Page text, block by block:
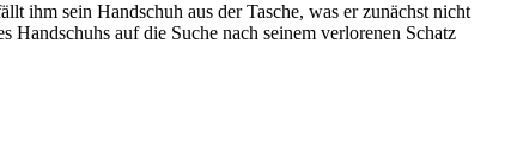
ihm sein Handschuh aus der Tasche, was er zunächst nicht
auf die Suche nach seinem verlorenen Schatz